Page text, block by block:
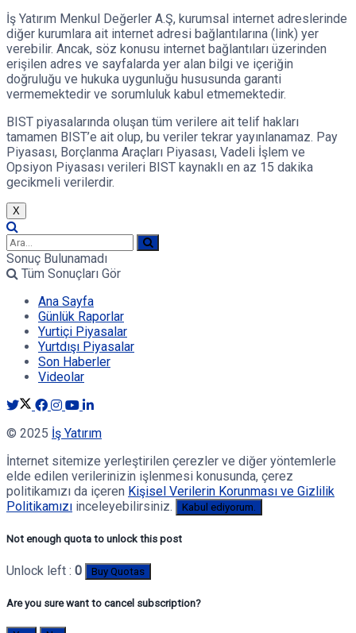
İş Yatırım Menkul Değerler A.Ş, kurumsal internet adreslerinde
diğer kurumlara ait internet adresi bağlantılarına (link) yer
verebilir. Ancak, söz konusu internet bağlantıları üzerinden
erişilen adres ve sayfalarda yer alan bilgi ve içeriğin
doğruluğu ve hukuka uygunluğu hususunda garanti
vermemektedir ve sorumluluk kabul etmemektedir.
BIST piyasalarında oluşan tüm verilere ait telif hakları
tamamen BIST’e ait olup, bu veriler tekrar yayınlanamaz. Pay
Piyasası, Borçlanma Araçları Piyasası, Vadeli İşlem ve
Opsiyon Piyasası verileri BIST kaynaklı en az 15 dakika
gecikmeli verilerdir.
X
Sonuç Bulunamadı
Tüm Sonuçları Gör
Ana Sayfa
Günlük Raporlar
Yurtiçi Piyasalar
Yurtdışı Piyasalar
Son Haberler
Videolar
© 2025 İş Yatırım
İnternet sitemize yerleştirilen çerezler ve diğer yöntemlerle
elde edilen verilerinizin işlenmesi konusunda, çerez
politikamızı da içeren Kişisel Verilerin Korunması ve Gizlilik
Politikamızı inceleyebilirsiniz. Kabul ediyorum.
Not enough quota to unlock this post
Unlock left : 0 Buy Quotas
Are you sure want to cancel subscription?